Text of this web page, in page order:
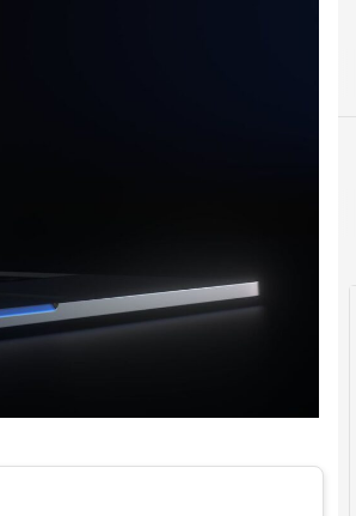
in tempo reale e gli approfondimenti